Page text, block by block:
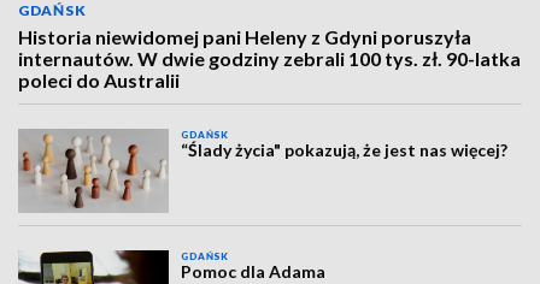
GDAŃSK
Historia niewidomej pani Heleny z Gdyni poruszyła
internautów. W dwie godziny zebrali 100 tys. zł. 90-latka
poleci do Australii
GDAŃSK
“Ślady życia" pokazują, że jest nas więcej?
GDAŃSK
Pomoc dla Adama